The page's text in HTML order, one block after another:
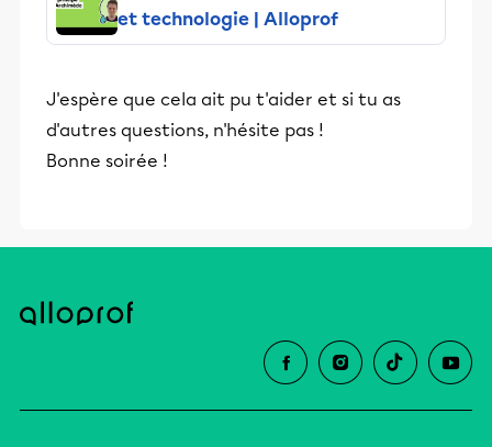
et technologie | Alloprof
J'espère que cela ait pu t'aider et si tu as
d'autres questions, n'hésite pas !
Bonne soirée !